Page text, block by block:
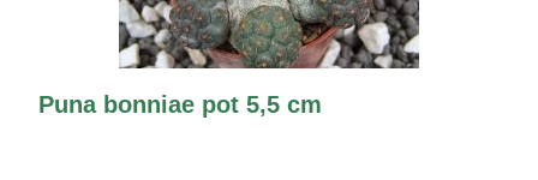
Puna bonniae pot 5,5 cm